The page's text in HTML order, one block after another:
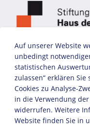
Auf unserer Website
unbedingt
statistischen
zulassen“ erklären
Cookies zu Analyse-
in die Verwendung
widerrufen. Weitere
Website finden Sie in